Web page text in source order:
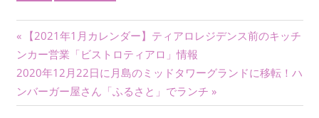
投
稿
ナ
前
の
記
事:
【2021年1月カレンダー】ティアロレジデンス前のキッチ
ンカー営業「ビストロティアロ」情報
次
の
記
2020年12月22日に月島のミッドタワーグランドに移転！ハ
ンバーガー屋さん「ふるさと」でランチ